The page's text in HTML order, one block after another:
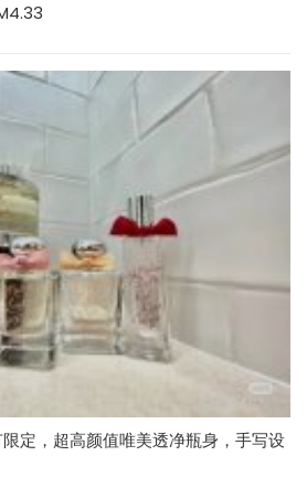
定，超高颜值唯美透净瓶身，手写设